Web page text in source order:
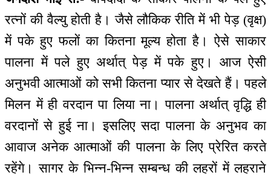
रत्नों की वैल्यु होती है। जैसे लौकिक रीति में भी पेड़ (वृक्ष)
में पके हुए फलों का कितना मूल्य होता है। ऐसे साकार
पालना में पले हुए अर्थात् पेड़ में पके हुए। आज ऐसी
अनुभवी आत्माओं को सभी कितना प्यार से देखते हैं। पहले
मिलन में ही वरदान पा लिया ना। पालना अर्थात् वृद्धि ही
वरदानों से हुई ना। इसलिए सदा पालना के अनुभव का
आवाज अनेक आत्माओं की पालना के लिए प्रेरित करते
रहेंगे। सागर के भिन्न-भिन्न सम्बन्ध की लहरों में लहराने